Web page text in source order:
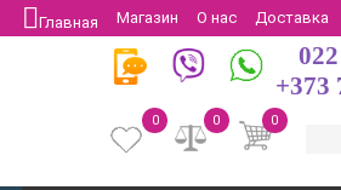
Главная Магазин О нас Доставка
Защита потребителей
+373
0
0
0